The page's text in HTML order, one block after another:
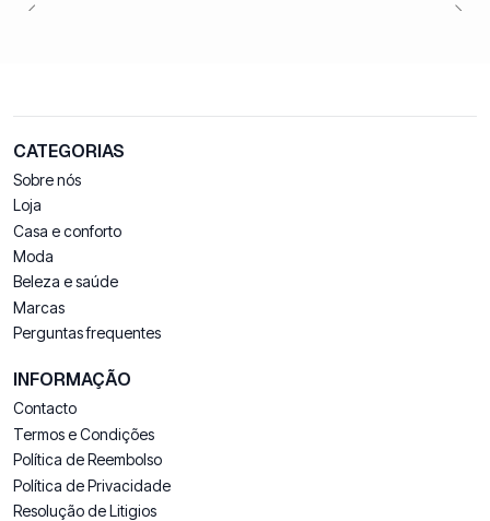
CATEGORIAS
Sobre nós
Loja
Casa e conforto
Moda
Beleza e saúde
Marcas
Perguntas frequentes
INFORMAÇÃO
Contacto
Termos e Condições
Política de Reembolso
Política de Privacidade
Resolução de Litigios